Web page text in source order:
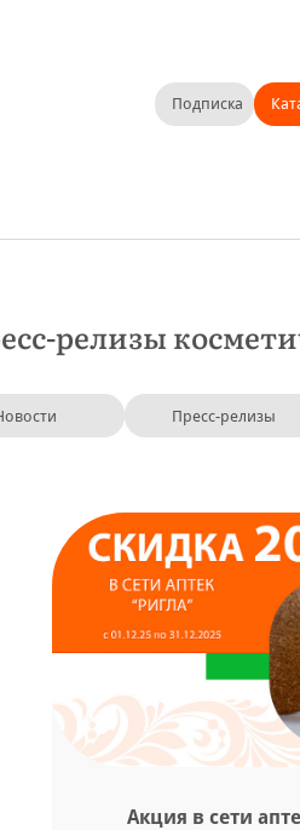
Подписка
релизы
Пресс-релизы
Акция в сети